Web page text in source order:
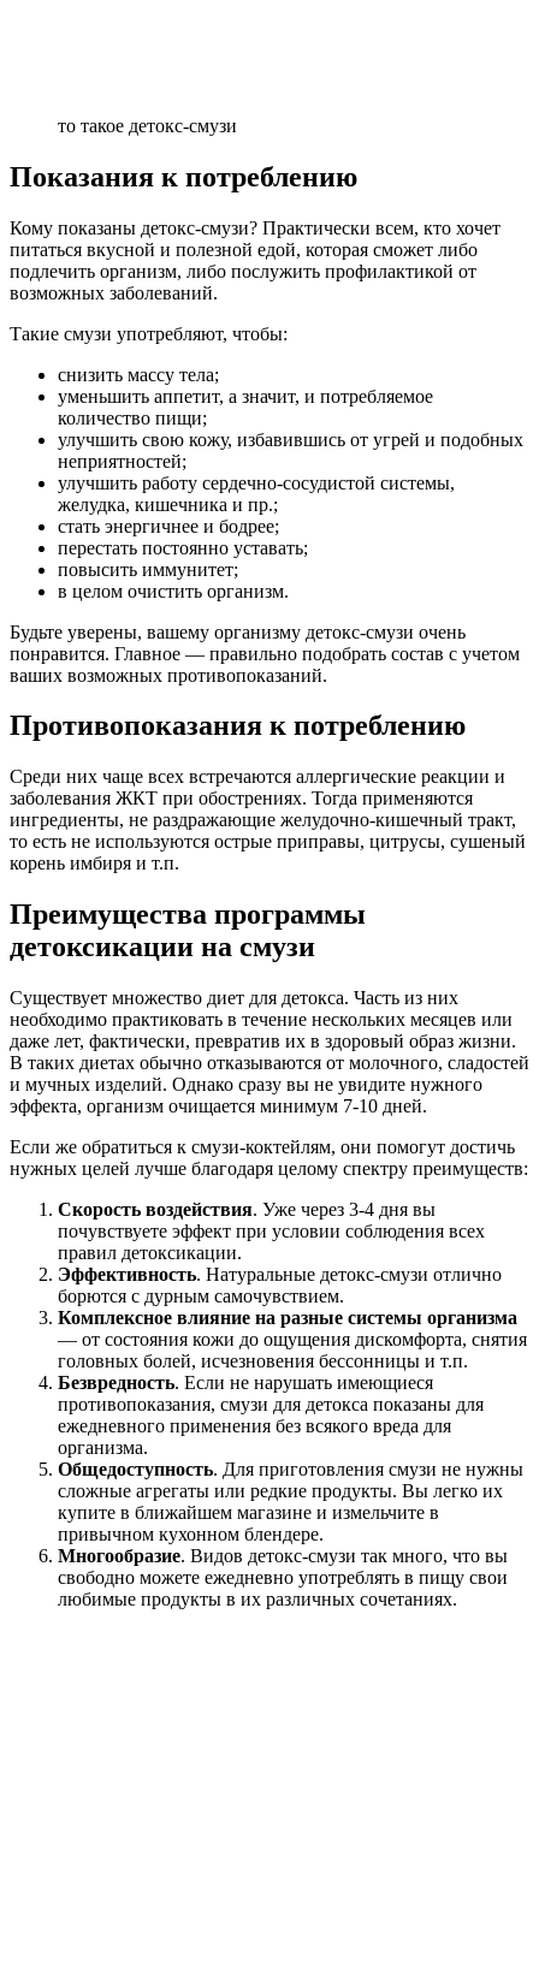
то такое детокс-смузи
Показания к потреблению
Кому показаны детокс-смузи? Практически всем, кто хочет
питаться вкусной и полезной едой, которая сможет либо
подлечить организм, либо послужить профилактикой от
возможных заболеваний.
Такие смузи употребляют, чтобы:
снизить массу тела;
уменьшить аппетит, а значит, и потребляемое
количество пищи;
улучшить свою кожу, избавившись от угрей и подобных
неприятностей;
улучшить работу сердечно-сосудистой системы,
желудка, кишечника и пр.;
стать энергичнее и бодрее;
перестать постоянно уставать;
повысить иммунитет;
в целом очистить организм.
Будьте уверены, вашему организму детокс-смузи очень
понравится. Главное — правильно подобрать состав с учетом
ваших возможных противопоказаний.
Противопоказания к потреблению
Среди них чаще всех встречаются аллергические реакции и
заболевания ЖКТ при обострениях. Тогда применяются
ингредиенты, не раздражающие желудочно-кишечный тракт,
то есть не используются острые приправы, цитрусы, сушеный
корень имбиря и т.п.
Преимущества программы
детоксикации на смузи
Существует множество диет для детокса. Часть из них
необходимо практиковать в течение нескольких месяцев или
даже лет, фактически, превратив их в здоровый образ жизни.
В таких диетах обычно отказываются от молочного, сладостей
и мучных изделий. Однако сразу вы не увидите нужного
эффекта, организм очищается минимум 7-10 дней.
Если же обратиться к смузи-коктейлям, они помогут достичь
нужных целей лучше благодаря целому спектру преимуществ:
Скорость воздействия. Уже через 3-4 дня вы
почувствуете эффект при условии соблюдения всех
правил детоксикации.
Эффективность. Натуральные детокс-смузи отлично
борются с дурным самочувствием.
Комплексное влияние на разные системы организма
— от состояния кожи до ощущения дискомфорта, снятия
головных болей, исчезновения бессонницы и т.п.
Безвредность. Если не нарушать имеющиеся
противопоказания, смузи для детокса показаны для
ежедневного применения без всякого вреда для
организма.
Общедоступность. Для приготовления смузи не нужны
сложные агрегаты или редкие продукты. Вы легко их
купите в ближайшем магазине и измельчите в
привычном кухонном блендере.
Многообразие. Видов детокс-смузи так много, что вы
свободно можете ежедневно употреблять в пищу свои
любимые продукты в их различных сочетаниях.